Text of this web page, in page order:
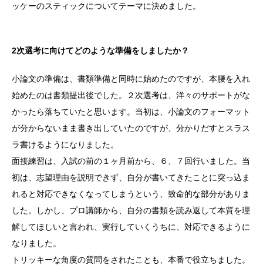
ッケーのスティックについてテーマに決めました。
2次選考に向けてどのような準備をしましたか？
小論文の準備は、書類準備と同時に始めたのですが、本腰を入れ
始めたのは書類提出後でした。２次選考は、洋々のサポートがな
かったら落ちていたと思います。当初は、小論文のフォーマット
が分からないまま書き出していたのですが、分かりだすとスラス
ラ書けるようになりました。
面接練習は、入試の前の１ヶ月前から、６、７回行いました。当
初は、志望理由を説明できず、自分が書いてきたことに突っ込ま
れると対応できなくなってしまうという、致命的な部分がありま
した。しかし、プロ講師から、自分の書類を読み返して本質を理
解してほしいと言われ、実行していくうちに、対応できるように
なりました。
トリッキーな角度の質問をされたことも、本番で役立ちました。